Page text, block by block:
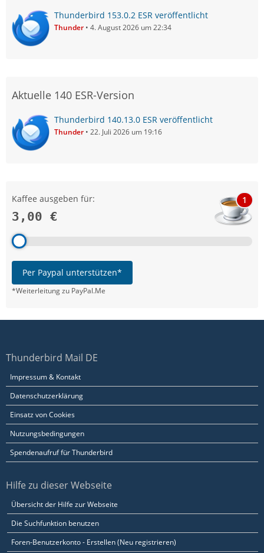
Thunderbird 153.0.2 ESR veröffentlicht
Thunder 4. August 2026 um 22:34
Aktuelle 140 ESR-Version
Thunderbird 140.13.0 ESR veröffentlicht
Thunder 22. Juli 2026 um 19:16
Kaffee ausgeben für:
3,00 €
1
Per Paypal unterstützen*
*Weiterleitung zu PayPal.Me
Thunderbird Mail DE
Impressum & Kontakt
Datenschutzerklärung
Einsatz von Cookies
Nutzungsbedingungen
Spendenaufruf für Thunderbird
Hilfe zu dieser Webseite
Übersicht der Hilfe zur Webseite
Die Suchfunktion benutzen
Foren-Benutzerkonto - Erstellen (Neu registrieren)